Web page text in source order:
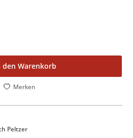
den Warenkorb
Merken
Peltzer